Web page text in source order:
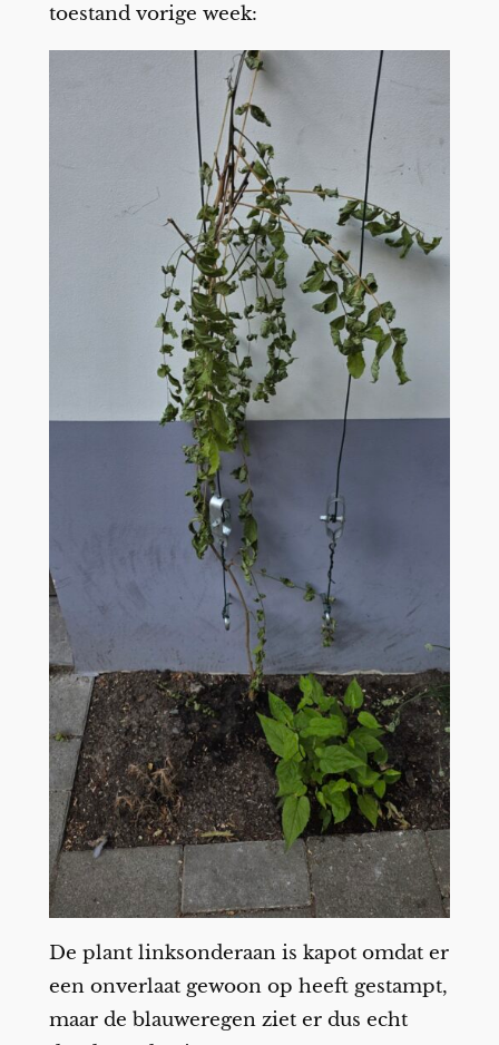
toestand vorige week:
De plant linksonderaan is kapot omdat er
een onverlaat gewoon op heeft gestampt,
maar de blauweregen ziet er dus echt